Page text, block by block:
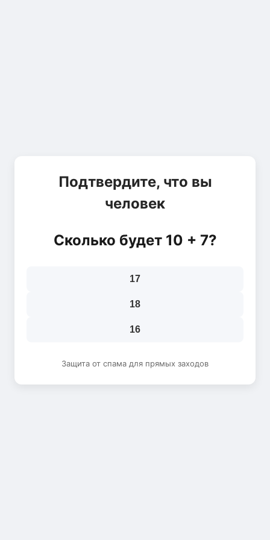
Подтвердите, что вы
человек
Сколько будет 10 + 7?
17
18
16
Защита от спама для прямых заходов